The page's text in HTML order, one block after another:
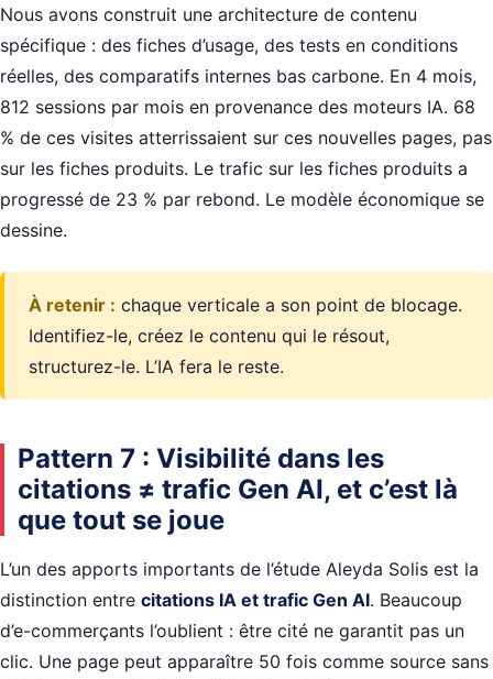
Nous avons construit une architecture de contenu
spécifique : des fiches d’usage, des tests en conditions
réelles, des comparatifs internes bas carbone. En 4 mois,
812 sessions par mois en provenance des moteurs IA. 68
% de ces visites atterrissaient sur ces nouvelles pages, pas
sur les fiches produits. Le trafic sur les fiches produits a
progressé de 23 % par rebond. Le modèle économique se
dessine.
À retenir : chaque verticale a son point de blocage.
Identifiez-le, créez le contenu qui le résout,
structurez-le. L’IA fera le reste.
Pattern 7 : Visibilité dans les
citations ≠ trafic Gen AI, et c’est là
que tout se joue
L’un des apports importants de l’étude Aleyda Solis est la
distinction entre citations IA et trafic Gen AI. Beaucoup
d’e-commerçants l’oublient : être cité ne garantit pas un
clic. Une page peut apparaître 50 fois comme source sans